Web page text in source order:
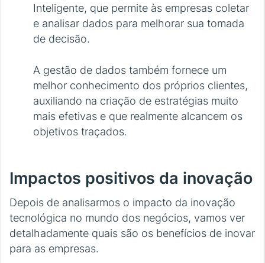
Inteligente, que permite às empresas coletar
e analisar dados para melhorar sua tomada
de decisão.
A gestão de dados também fornece um
melhor conhecimento dos próprios clientes,
auxiliando na criação de estratégias muito
mais efetivas e que realmente alcancem os
objetivos traçados.
Impactos positivos da inovação
Depois de analisarmos o impacto da inovação
tecnológica no mundo dos negócios, vamos ver
detalhadamente quais são os benefícios de inovar
para as empresas.